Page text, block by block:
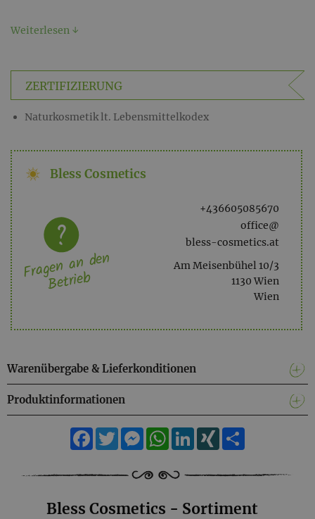
Ingredients (INCI): helianthus annus seed oil*,
Weiterlesen ↓
ZERTIFIZIERUNG
Naturkosmetik lt. Lebensmittelkodex
Bless Cosmetics
+436605085670
office@
bless-cosmetics.at
Am Meisenbühel 10/3
1130 Wien
Wien
Fragen an den
Betrieb
Warenübergabe & Lieferkonditionen
Produktinformationen
Facebook
TwitterMessengerWhatsApp
LinkedIn
XING
Bless Cosmetics - Sortiment